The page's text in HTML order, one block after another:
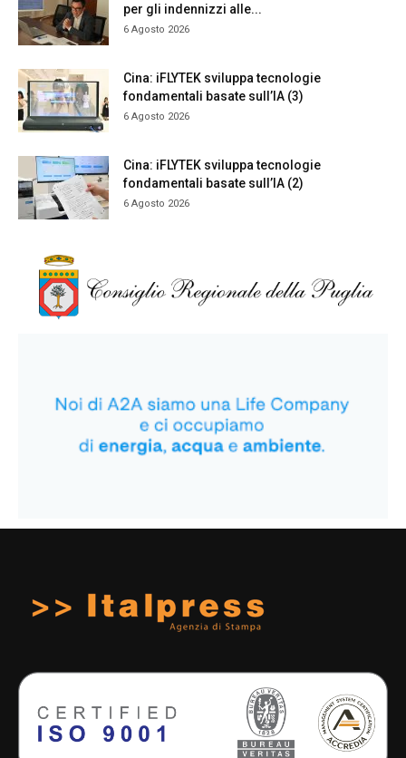
per gli indennizzi alle...
6 Agosto 2026
Cina: iFLYTEK sviluppa tecnologie
fondamentali basate sull’IA (3)
6 Agosto 2026
Cina: iFLYTEK sviluppa tecnologie
fondamentali basate sull’IA (2)
6 Agosto 2026